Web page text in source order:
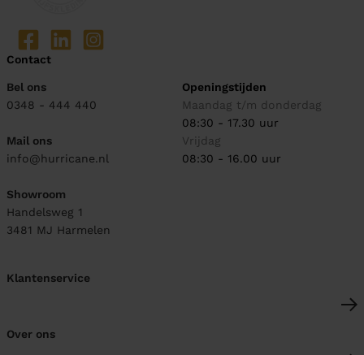
Contact
Bel ons
0348 - 444 440
Mail ons
info@hurricane.nl
Showroom
Handelsweg 1
3481 MJ Harmelen
Openingstijden
Maandag t/m donderdag
08:30 - 17.30 uur
Vrijdag
08:30 - 16.00 uur
Klantenservice
Over ons